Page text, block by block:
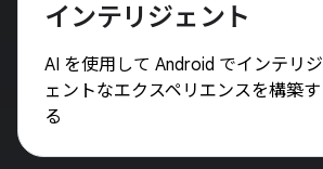
インテリジェント
AI を使用して Android でインテリジ
ェントなエクスペリエンスを構築す
る